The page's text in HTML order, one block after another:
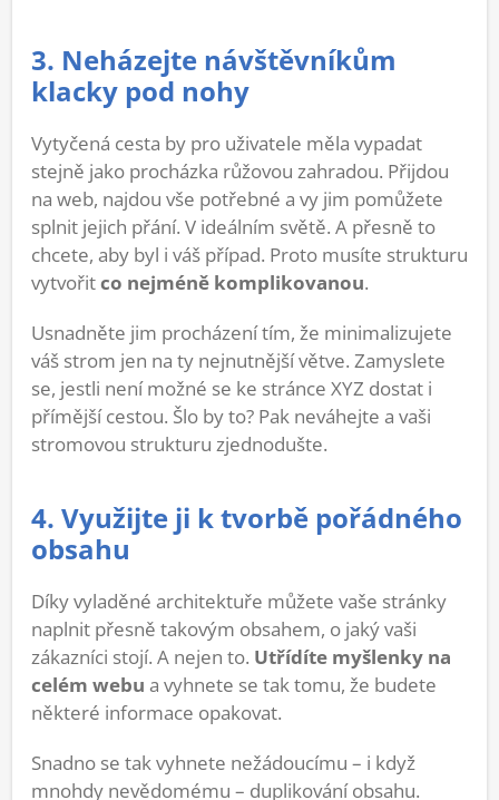
3. Neházejte návštěvníkům
klacky pod nohy
Vytyčená cesta by pro uživatele měla vypadat
stejně jako procházka růžovou zahradou. Přijdou
na web, najdou vše potřebné a vy jim pomůžete
splnit jejich přání. V ideálním světě. A přesně to
chcete, aby byl i váš případ. Proto musíte strukturu
vytvořitco nejméně komplikovanou.
Usnadněte jim procházení tím, že minimalizujete
váš strom jen na ty nejnutnější větve. Zamyslete
se, jestli není možné se ke stránce XYZ dostat i
přímější cestou. Šlo by to? Pak neváhejte a vaši
stromovou strukturu zjednodušte.
4. Využijte ji k tvorbě pořádného
obsahu
Díky vyladěné architektuře můžete vaše stránky
naplnit přesně takovým obsahem, o jaký vaši
zákazníci stojí. A nejen to. Utřídíte myšlenky na
celém webu a vyhnete se tak tomu, že budete
některé informace opakovat.
Snadno se tak vyhnete nežádoucímu – i když
mnohdy nevědomému – duplikování obsahu.